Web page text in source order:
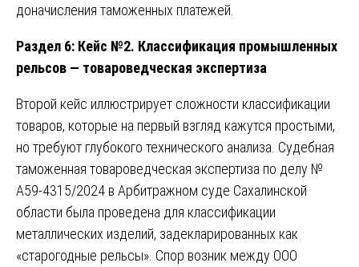
доначисления таможенных платежей.
Раздел 6: Кейс №2. Классификация промышленных
рельсов — товароведческая экспертиза
Второй кейс иллюстрирует сложности классификации
товаров, которые на первый взгляд кажутся простыми,
но требуют глубокого технического анализа. Судебная
таможенная товароведческая экспертиза по делу №
А59-4315/2024 в Арбитражном суде Сахалинской
области была проведена для классификации
металлических изделий, задекларированных как
«старогодные рельсы». Спор возник между ООО